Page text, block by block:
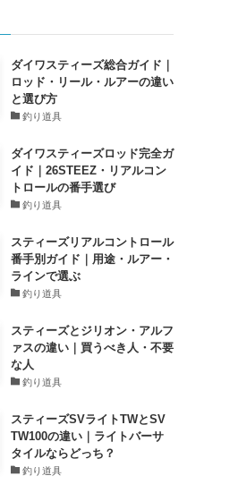
ダイワスティーズ総合ガイド｜
ロッド・リール・ルアーの違い
と選び方
釣り道具
ダイワスティーズロッド完全ガ
イド｜26STEEZ・リアルコン
トロールの番手選び
釣り道具
スティーズリアルコントロール
番手別ガイド｜用途・ルアー・
ラインで選ぶ
釣り道具
スティーズとジリオン・アルフ
ァスの違い｜買うべき人・不要
な人
釣り道具
スティーズSVライトTWとSV
TW100の違い｜ライトバーサ
タイルならどっち？
釣り道具